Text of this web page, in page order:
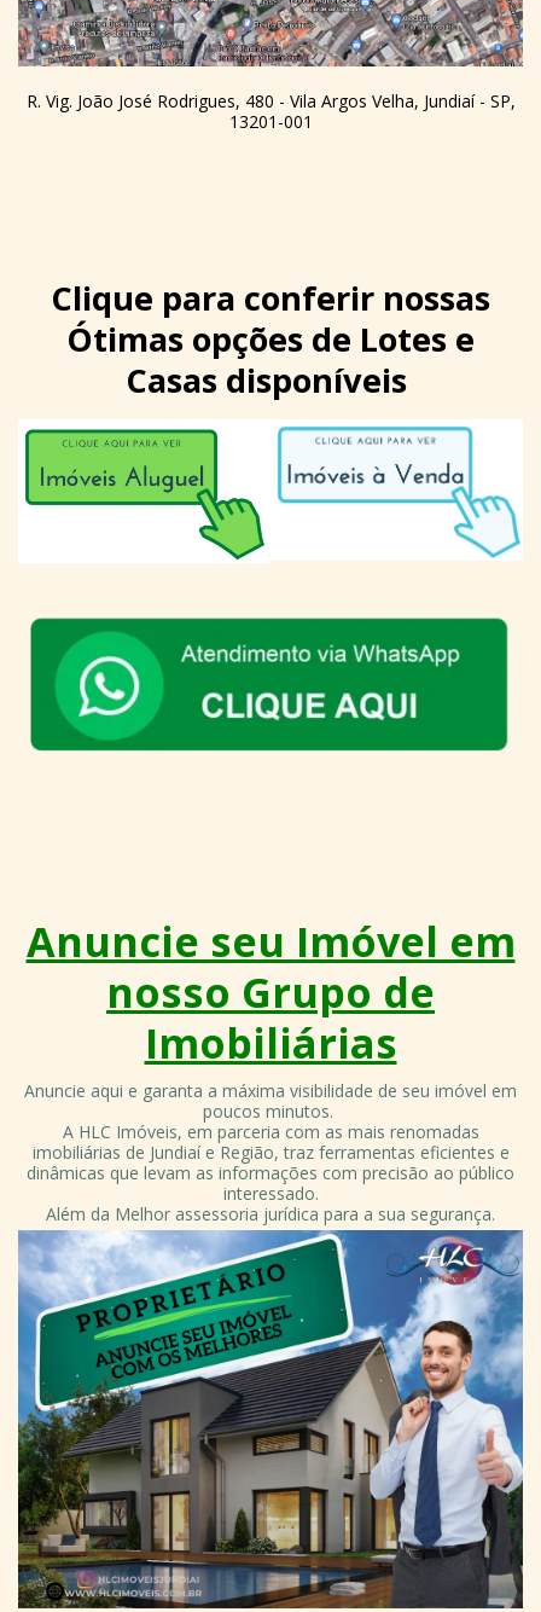
R. Vig. João José Rodrigues, 480 - Vila Argos Velha, Jundiaí - SP,
13201-001
Clique para conferir nossas
Ótimas opções de Lotes e
Casas disponíveis
Anuncie seu Imóvel em
nosso Grupo de
Imobiliárias
Anuncie aqui e garanta a máxima visibilidade de seu imóvel em
poucos minutos.
A HLC Imóveis, em parceria com as mais renomadas
imobiliárias de Jundiaí e Região, traz ferramentas eficientes e
dinâmicas que levam as informações com precisão ao público
interessado.
Além da Melhor assessoria jurídica para a sua segurança.